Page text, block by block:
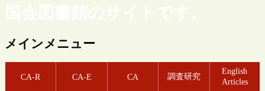
国会図書館のサイトです。
メインメニュー
CA-R CA-E CA 調査研究
English
Articles